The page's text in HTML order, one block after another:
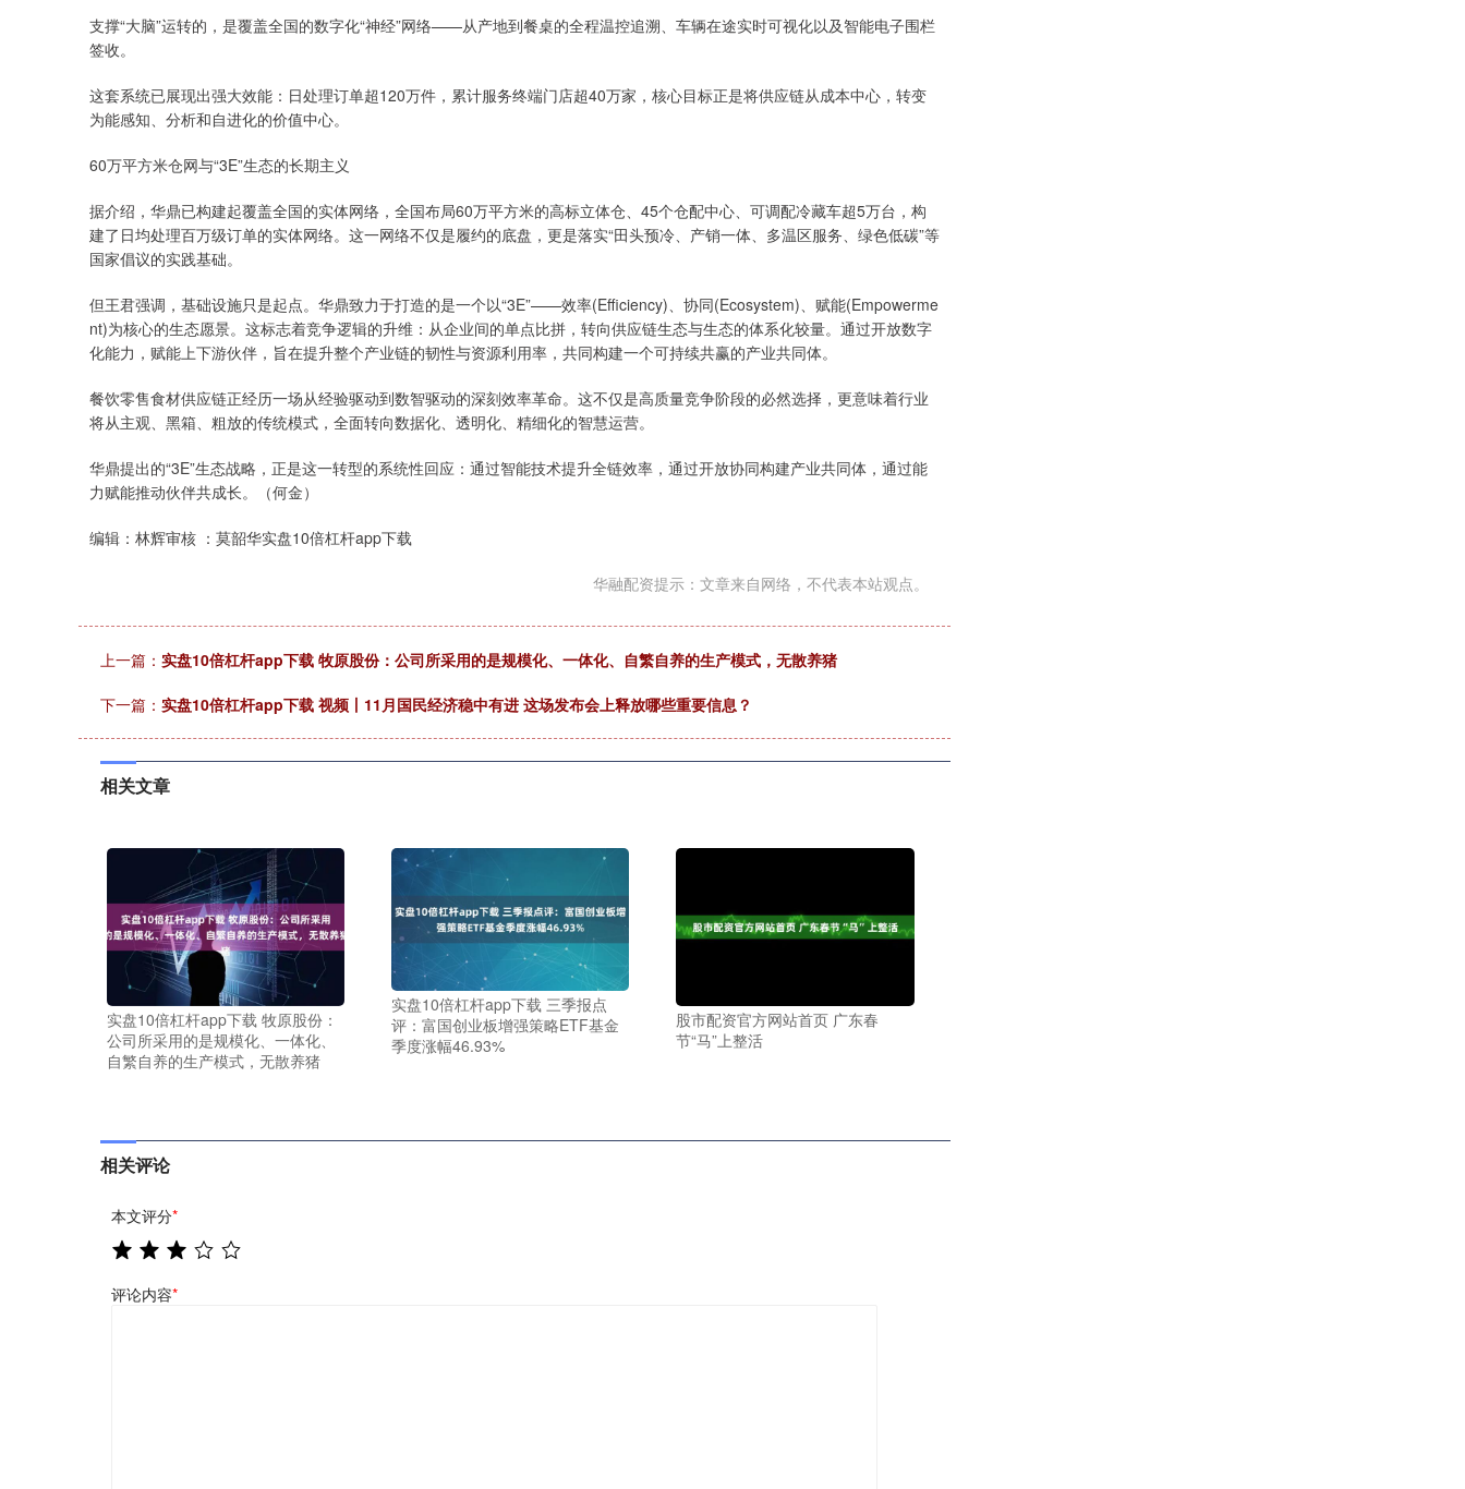
支撑“大脑”运转的，是覆盖全国的数字化“神经”网络——从产地到餐桌的全程温控追溯、车辆在途实时可视化以及智能电子围栏
签收。
这套系统已展现出强大效能：日处理订单超120万件，累计服务终端门店超40万家，核心目标正是将供应链从成本中心，转变
为能感知、分析和自进化的价值中心。
60万平方米仓网与“3E”生态的长期主义
据介绍，华鼎已构建起覆盖全国的实体网络，全国布局60万平方米的高标立体仓、45个仓配中心、可调配冷藏车超5万台，构
建了日均处理百万级订单的实体网络。这一网络不仅是履约的底盘，更是落实“田头预冷、产销一体、多温区服务、绿色低碳”等
国家倡议的实践基础。
但王君强调，基础设施只是起点。华鼎致力于打造的是一个以“3E”——效率(Efficiency)、协同(Ecosystem)、赋能(Empowerme
nt)为核心的生态愿景。这标志着竞争逻辑的升维：从企业间的单点比拼，转向供应链生态与生态的体系化较量。通过开放数字
化能力，赋能上下游伙伴，旨在提升整个产业链的韧性与资源利用率，共同构建一个可持续共赢的产业共同体。
餐饮零售食材供应链正经历一场从经验驱动到数智驱动的深刻效率革命。这不仅是高质量竞争阶段的必然选择，更意味着行业
将从主观、黑箱、粗放的传统模式，全面转向数据化、透明化、精细化的智慧运营。
华鼎提出的“3E”生态战略，正是这一转型的系统性回应：通过智能技术提升全链效率，通过开放协同构建产业共同体，通过能
力赋能推动伙伴共成长。（何金）
编辑：林辉审核 ：莫韶华实盘10倍杠杆app下载
华融配资提示：文章来自网络，不代表本站观点。
上一篇： 实盘10倍杠杆app下载 牧原股份：公司所采用的是规模化、一体化、自繁自养的生产模式，无散养猪
下一篇： 实盘10倍杠杆app下载 视频丨11月国民经济稳中有进 这场发布会上释放哪些重要信息？
相关文章
实盘10倍杠杆app下载 牧原股份：
公司所采用的是规模化、一体化、
自繁自养的生产模式，无散养猪
实盘10倍杠杆app下载 三季报点
评：富国创业板增强策略ETF基金
季度涨幅46.93%
股市配资官方网站首页 广东春
节“马”上整活
相关评论
本文评分*
评论内容*